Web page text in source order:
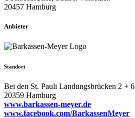
20457 Hamburg
Anbieter
Standort
Bei den St. Pauli Landungsbrücken 2 + 6
20359 Hamburg
www.barkassen-meyer.de
www.facebook.com/BarkassenMeyer